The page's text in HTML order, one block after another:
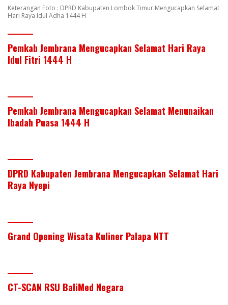
Keterangan Foto : DPRD Kabupaten Lombok Timur Mengucapkan Selamat
Hari Raya Idul Adha 1444 H
Pemkab Jembrana Mengucapkan Selamat Hari Raya
Idul Fitri 1444 H
Pemkab Jembrana Mengucapkan Selamat Menunaikan
Ibadah Puasa 1444 H
DPRD Kabupaten Jembrana Mengucapkan Selamat Hari
Raya Nyepi
Grand Opening Wisata Kuliner Palapa NTT
CT-SCAN RSU BaliMed Negara